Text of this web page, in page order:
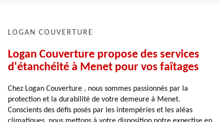
LOGAN COUVERTURE
Logan Couverture propose des services
d'étanchéité à Menet pour vos faîtages
Chez Logan Couverture , nous sommes passionnés par la
protection et la durabilité de votre demeure à Menet.
Conscients des défis posés par les intempéries et les aléas